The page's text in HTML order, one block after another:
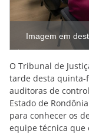
Imagem em
O Tribunal de
tarde desta quinta-
auditoras de
Estado de
para conhecer os
equipe técnica que